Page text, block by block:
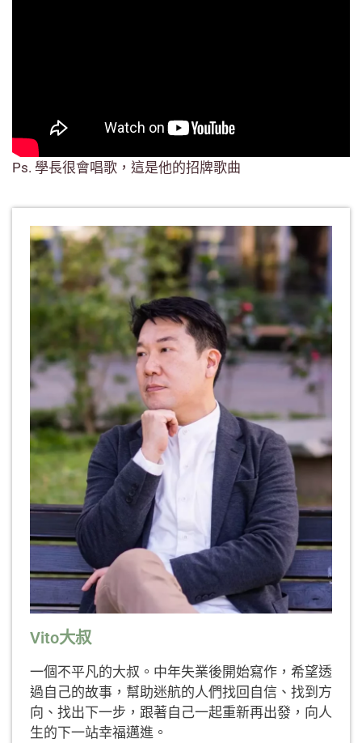
Ps. 學長很會唱歌，這是他的招牌歌曲
Vito大叔
一個不平凡的大叔。中年失業後開始寫作，希望透
過自己的故事，幫助迷航的人們找回自信、找到方
向、找出下一步，跟著自己一起重新再出發，向人
生的下一站幸福邁進。